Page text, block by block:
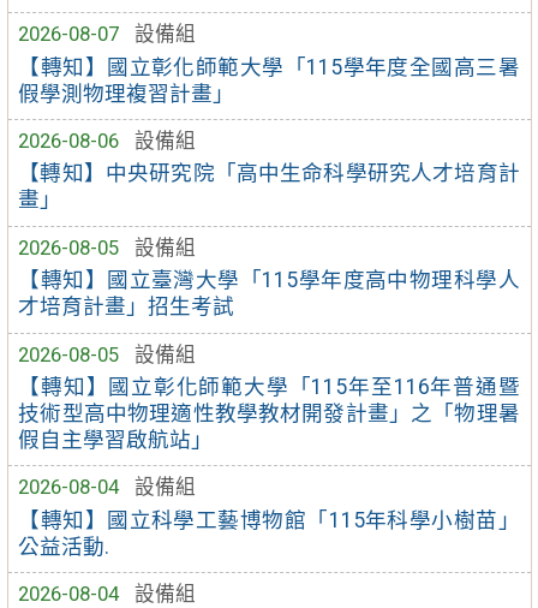
2026-08-07
設備組
【轉知】國立彰化師範大學「115學年度全國高三暑
假學測物理複習計畫」
2026-08-06
設備組
【轉知】中央研究院「高中生命科學研究人才培育計
畫」
2026-08-05
設備組
【轉知】國立臺灣大學「115學年度高中物理科學人
才培育計畫」招生考試
2026-08-05
設備組
【轉知】國立彰化師範大學「115年至116年普通暨
技術型高中物理適性教學教材開發計畫」之「物理暑
假自主學習啟航站」
2026-08-04
設備組
【轉知】國立科學工藝博物館「115年科學小樹苗」
公益活動.
2026-08-04
設備組